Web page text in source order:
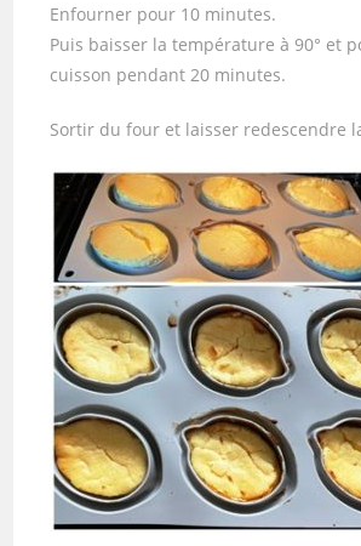
Enfourner pour 10 minutes.
Puis baisser la température à 90° et
cuisson pendant 20 minutes.
Sortir du four et laisser redescendre